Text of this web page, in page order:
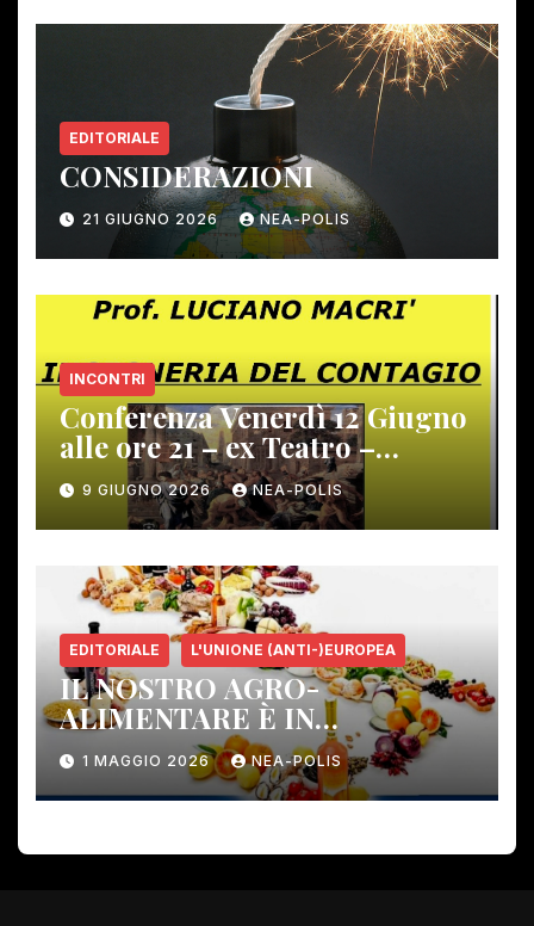
EDITORIALE
CONSIDERAZIONI
21 GIUGNO 2026 NEA-POLIS
INCONTRI
Conferenza Venerdì 12 Giugno
alle ore 21 – ex Teatro –
Gambassi Terme –
9 GIUGNO 2026 NEA-POLIS
EDITORIALE L'UNIONE (ANTI-)EUROPEA
IL NOSTRO AGRO-
ALIMENTARE È IN
PERICOLO!
1 MAGGIO 2026 NEA-POLIS